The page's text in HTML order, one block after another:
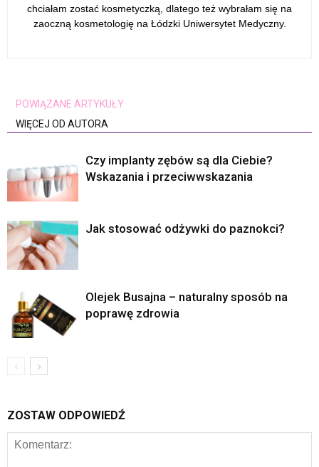
chciałam zostać kosmetyczką, dlatego też wybrałam się na
zaoczną kosmetologię na Łódzki Uniwersytet Medyczny.
POWIĄZANE ARTYKUŁY
WIĘCEJ OD AUTORA
Czy implanty zębów są dla Ciebie?
Wskazania i przeciwwskazania
Jak stosować odżywki do paznokci?
Olejek Busajna – naturalny sposób na
poprawę zdrowia
ZOSTAW ODPOWIEDŹ